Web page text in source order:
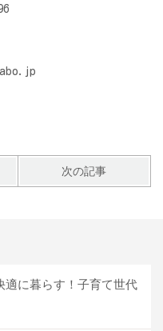
次の記事
適に暮らす！子育て世代